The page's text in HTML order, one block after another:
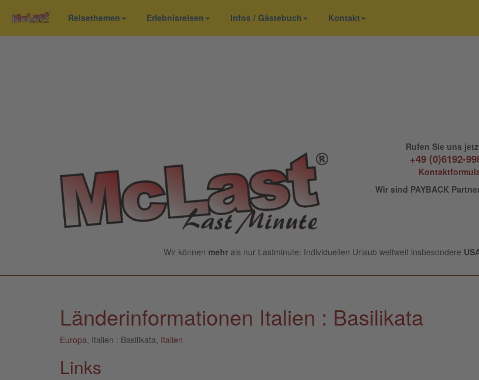
Rufen Sie uns
+49 (0)6192-
Wir sind PAYBACK
Wir können mehrals nur Lastminute: Individuellen Urlaub weltweit insbesondere
Reisethemen Erlebnisreisen Infos / Gästebuch Kontakt
Länderinformationen Italien : Basilikata
Europa , Italien : Basilikata, Italien
Links